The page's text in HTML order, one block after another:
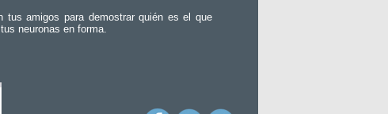
tus amigos para demostrar quién es el que
neuronas en forma.